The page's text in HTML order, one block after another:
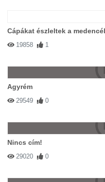
Cápákat észleltek a
19858 1
Agyrém
29549 0
Nincs cím!
29020 0